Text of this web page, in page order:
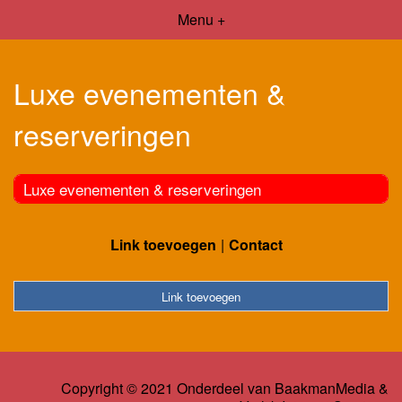
Menu +
Luxe evenementen &
reserveringen
Luxe evenementen & reserveringen
Link toevoegen Contact
Link toevoegen
Copyright © 2021 Onderdeel van BaakmanMedia&